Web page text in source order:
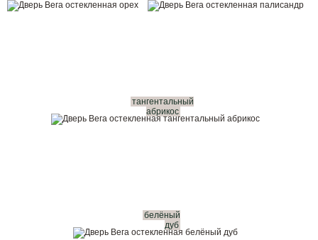
тангентальный
абрикос
белёный
дуб